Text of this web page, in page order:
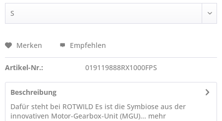
Merken Empfehlen
Artikel-Nr.: 019119888RX1000FPS
Beschreibung
Dafür steht bei ROTWILD Es ist die Symbiose aus der
innovativen Motor-Gearbox-Unit (MGU)... mehr